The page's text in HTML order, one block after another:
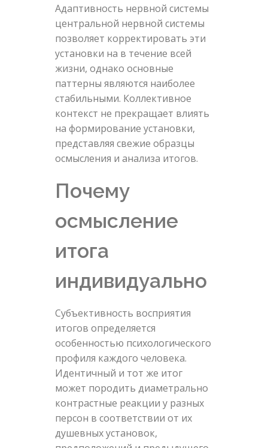
Адаптивность нервной системы
центральной нервной системы
позволяет корректировать эти
установки на в течение всей
жизни, однако основные
паттерны являются наиболее
стабильными. Коллективное
контекст не прекращает влиять
на формирование установки,
представляя свежие образцы
осмысления и анализа итогов.
Почему
осмысление
итога
индивидуально
Субъективность восприятия
итогов определяется
особенностью психологического
профиля каждого человека.
Идентичный и тот же итог
может породить диаметрально
контрастные реакции у разных
персон в соответствии от их
душевных установок,